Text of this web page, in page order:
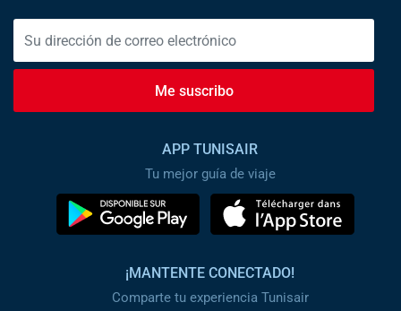
Me suscribo
APP TUNISAIR
Tu mejor guía de viaje
¡MANTENTE CONECTADO!
Comparte tu experiencia Tunisair